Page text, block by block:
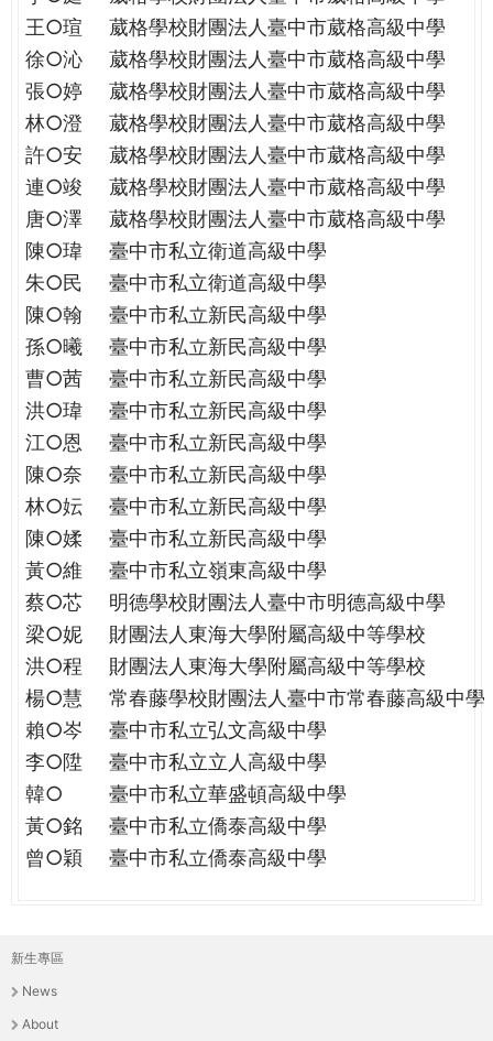
王○瑄
葳格學校財團法人臺中市葳格高級中學
徐○沁
葳格學校財團法人臺中市葳格高級中學
張○婷
葳格學校財團法人臺中市葳格高級中學
林○澄
葳格學校財團法人臺中市葳格高級中學
許○安
葳格學校財團法人臺中市葳格高級中學
連○竣
葳格學校財團法人臺中市葳格高級中學
唐○澤
葳格學校財團法人臺中市葳格高級中學
陳○瑋
臺中市私立衛道高級中學
朱○民
臺中市私立衛道高級中學
陳○翰
臺中市私立新民高級中學
孫○曦
臺中市私立新民高級中學
曹○茜
臺中市私立新民高級中學
洪○瑋
臺中市私立新民高級中學
江○恩
臺中市私立新民高級中學
陳○奈
臺中市私立新民高級中學
林○妘
臺中市私立新民高級中學
陳○媃
臺中市私立新民高級中學
黃○維
臺中市私立嶺東高級中學
蔡○芯
明德學校財團法人臺中市明德高級中學
梁○妮
財團法人東海大學附屬高級中等學校
洪○程
財團法人東海大學附屬高級中等學校
楊○慧
常春藤學校財團法人臺中市常春藤高級中學
賴○岑
臺中市私立弘文高級中學
李○陞
臺中市私立立人高級中學
韓○
臺中市私立華盛頓高級中學
黃○銘
臺中市私立僑泰高級中學
曾○穎
臺中市私立僑泰高級中學
主
選
新生專區
News
About